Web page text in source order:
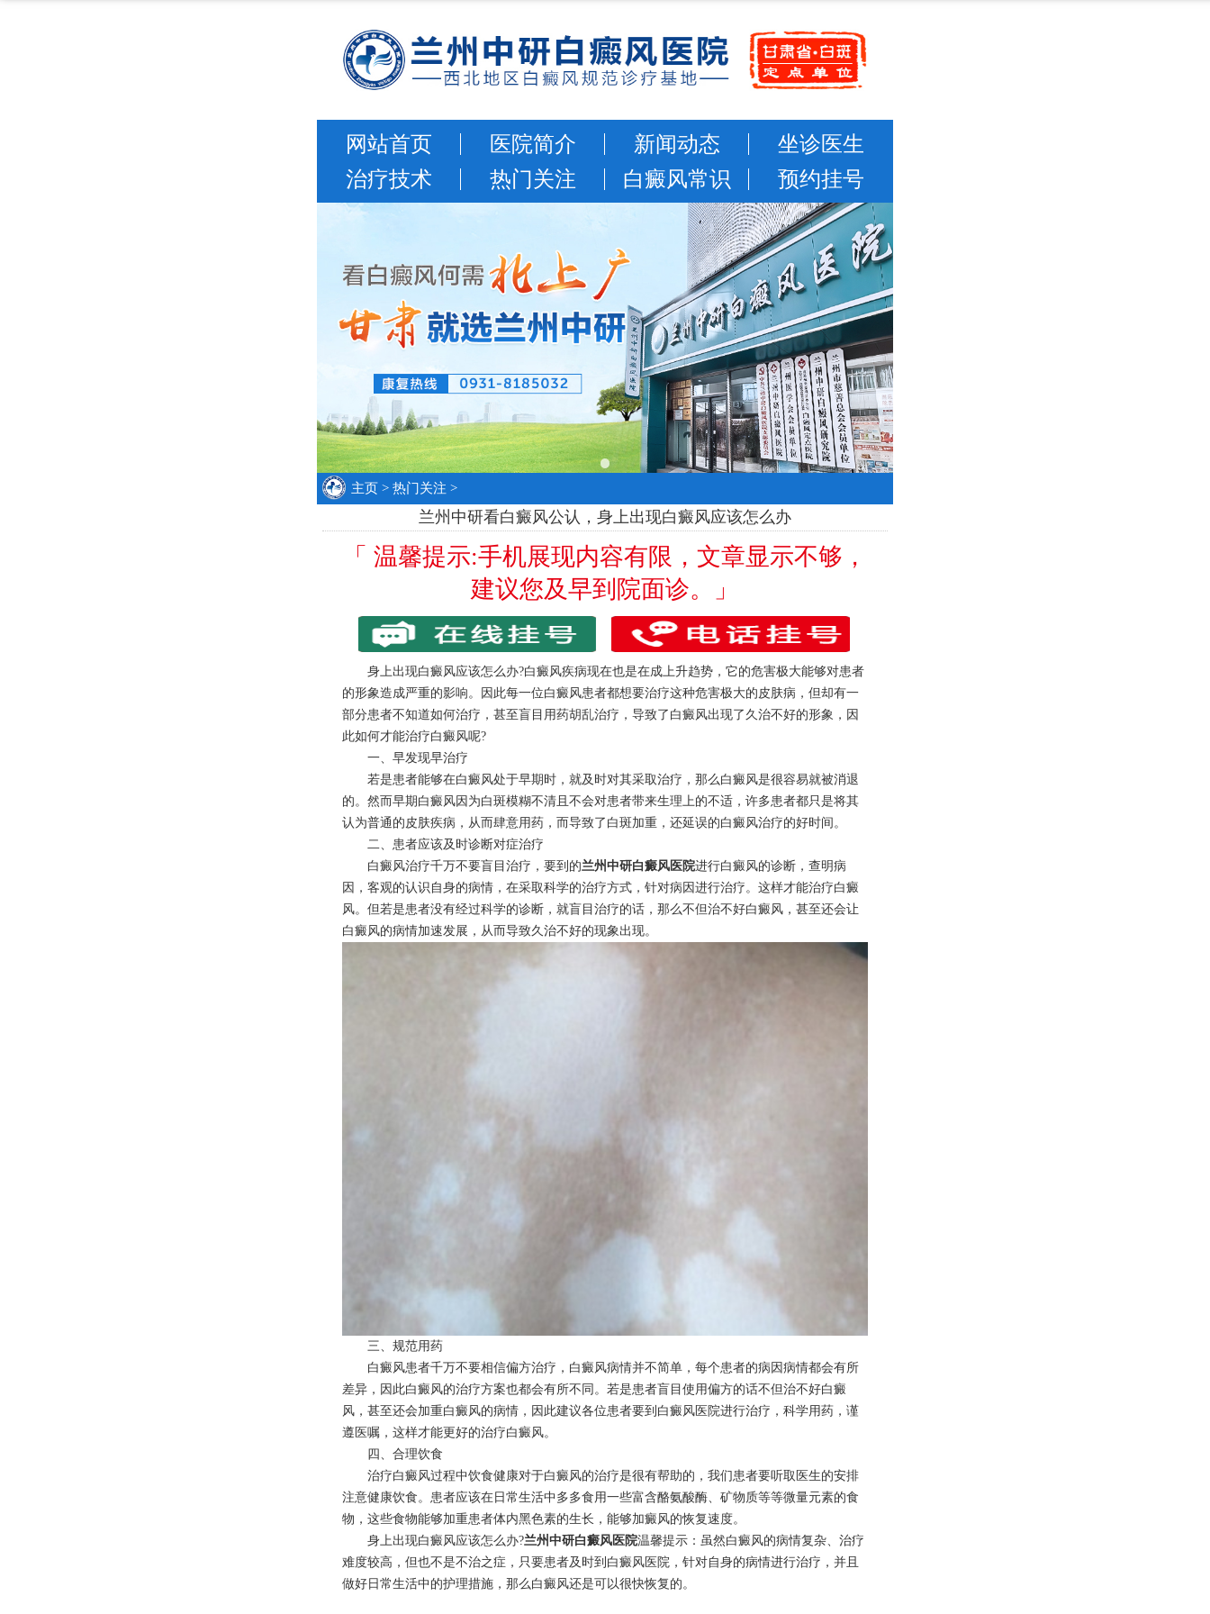
网站首页 医院简介 新闻动态
坐诊医生
治疗技术
热门关注 白癜风常识 预约挂号
主页 > 热门关注 >
兰州中研看白癜风公认，身上出现白癜风应该怎么办
「 温馨提示:手机展现内容有限，文章显示不够，
建议您及早到院面诊。」
身上出现白癜风应该怎么办?白癜风疾病现在也是在成上升趋势，它的危害极大能够对患者
的形象造成严重的影响。因此每一位白癜风患者都想要治疗这种危害极大的皮肤病，但却有一
部分患者不知道如何治疗，甚至盲目用药胡乱治疗，导致了白癜风出现了久治不好的形象，因
此如何才能治疗白癜风呢?
一、早发现早治疗
若是患者能够在白癜风处于早期时，就及时对其采取治疗，那么白癜风是很容易就被消退
的。然而早期白癜风因为白斑模糊不清且不会对患者带来生理上的不适，许多患者都只是将其
认为普通的皮肤疾病，从而肆意用药，而导致了白斑加重，还延误的白癜风治疗的好时间。
二、患者应该及时诊断对症治疗
白癜风治疗千万不要盲目治疗，要到的兰州中研白癜风医院进行白癜风的诊断，查明病
因，客观的认识自身的病情，在采取科学的治疗方式，针对病因进行治疗。这样才能治疗白癜
风。但若是患者没有经过科学的诊断，就盲目治疗的话，那么不但治不好白癜风，甚至还会让
白癜风的病情加速发展，从而导致久治不好的现象出现。
三、规范用药
白癜风患者千万不要相信偏方治疗，白癜风病情并不简单，每个患者的病因病情都会有所
差异，因此白癜风的治疗方案也都会有所不同。若是患者盲目使用偏方的话不但治不好白癜
风，甚至还会加重白癜风的病情，因此建议各位患者要到白癜风医院进行治疗，科学用药，谨
遵医嘱，这样才能更好的治疗白癜风。
四、合理饮食
治疗白癜风过程中饮食健康对于白癜风的治疗是很有帮助的，我们患者要听取医生的安排
注意健康饮食。患者应该在日常生活中多多食用一些富含酪氨酸酶、矿物质等等微量元素的食
物，这些食物能够加重患者体内黑色素的生长，能够加癜风的恢复速度。
身上出现白癜风应该怎么办?兰州中研白癜风医院温馨提示：虽然白癜风的病情复杂、治疗
难度较高，但也不是不治之症，只要患者及时到白癜风医院，针对自身的病情进行治疗，并且
做好日常生活中的护理措施，那么白癜风还是可以很快恢复的。